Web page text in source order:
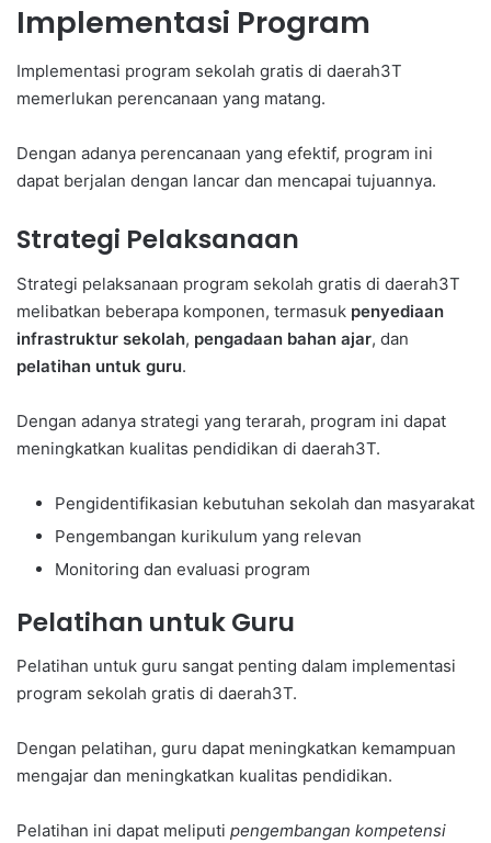
Implementasi Program
Implementasi program sekolah gratis di daerah3T
memerlukan perencanaan yang matang.
Dengan adanya perencanaan yang efektif, program ini
dapat berjalan dengan lancar dan mencapai tujuannya.
Strategi Pelaksanaan
Strategi pelaksanaan program sekolah gratis di daerah3T
melibatkan beberapa komponen, termasuk penyediaan
infrastruktur sekolah, pengadaan bahan ajar, dan
pelatihan untuk guru.
Dengan adanya strategi yang terarah, program ini dapat
meningkatkan kualitas pendidikan di daerah3T.
Pengidentifikasian kebutuhan sekolah dan masyarakat
Pengembangan kurikulum yang relevan
Monitoring dan evaluasi program
Pelatihan untuk Guru
Pelatihan untuk guru sangat penting dalam implementasi
program sekolah gratis di daerah3T.
Dengan pelatihan, guru dapat meningkatkan kemampuan
mengajar dan meningkatkan kualitas pendidikan.
Pelatihan ini dapat meliputi pengembangan kompetensi